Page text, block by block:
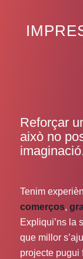
Reforçar
això no
imaginació.
Tenim
comerços,
Expliqui’ns la
que millor
projecte pugui